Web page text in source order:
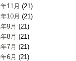
11月 (21)
10月 (21)
9月 (21)
8月 (21)
7月 (21)
6月 (21)